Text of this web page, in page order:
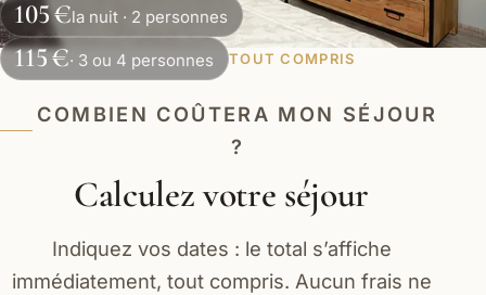
105 €la nuit · 2 personnes
115 €· 3 ou 4 personnes TOUT COMPRIS
COMBIEN COÛTERA MON SÉJOUR
?
Calculez votre séjour
Indiquez vos dates : le total s’affiche
immédiatement, tout compris. Aucun frais ne